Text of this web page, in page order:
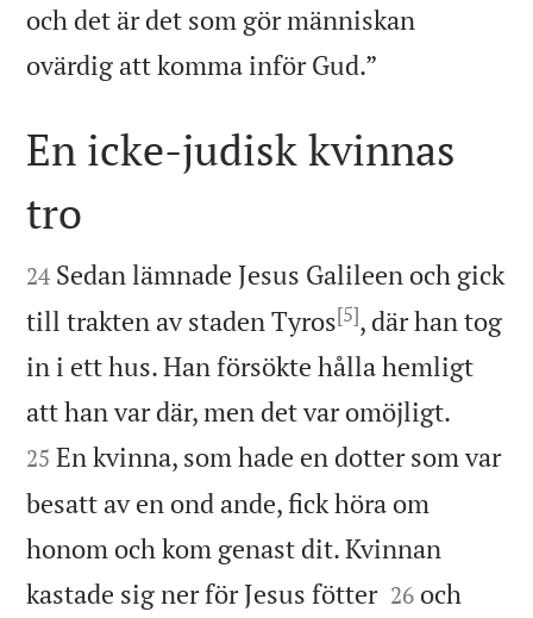
och det är det som gör människan
ovärdig att komma inför Gud.”

En icke-judisk kvinnas
tro

24 Sedan lämnade Jesus Galileen och gick
till trakten av staden Tyros[5], där han tog
in i ett hus. Han försökte hålla hemligt
att han var där, men det var omöjligt.
25 En kvinna, som hade en dotter som var
besatt av en ond ande, fick höra om
honom och kom genast dit. Kvinnan
kastade sig ner för Jesus fötter
26 och